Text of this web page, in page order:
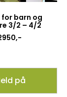
for barn og
3/2 – 4/2
,-
på